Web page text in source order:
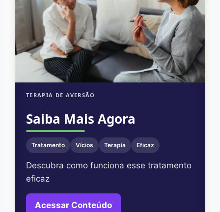
TERAPIA DE AVERSÃO
Saiba Mais Agora
Tratamento Vícios Terapia Eficaz
Descubra como funciona esse tratamento
eficaz
Acessar Conteúdo